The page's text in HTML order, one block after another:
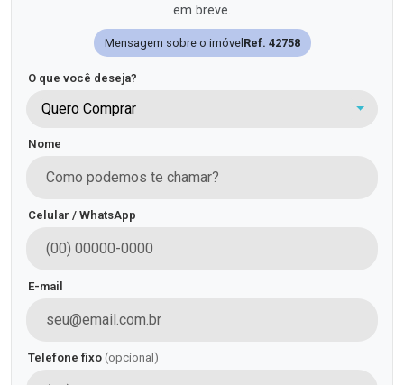
em breve.
Mensagem sobre o imóvel Ref. 42758
O que você deseja?
Quero Comprar
Nome
Celular / WhatsApp
E-mail
Telefone fixo (opcional)